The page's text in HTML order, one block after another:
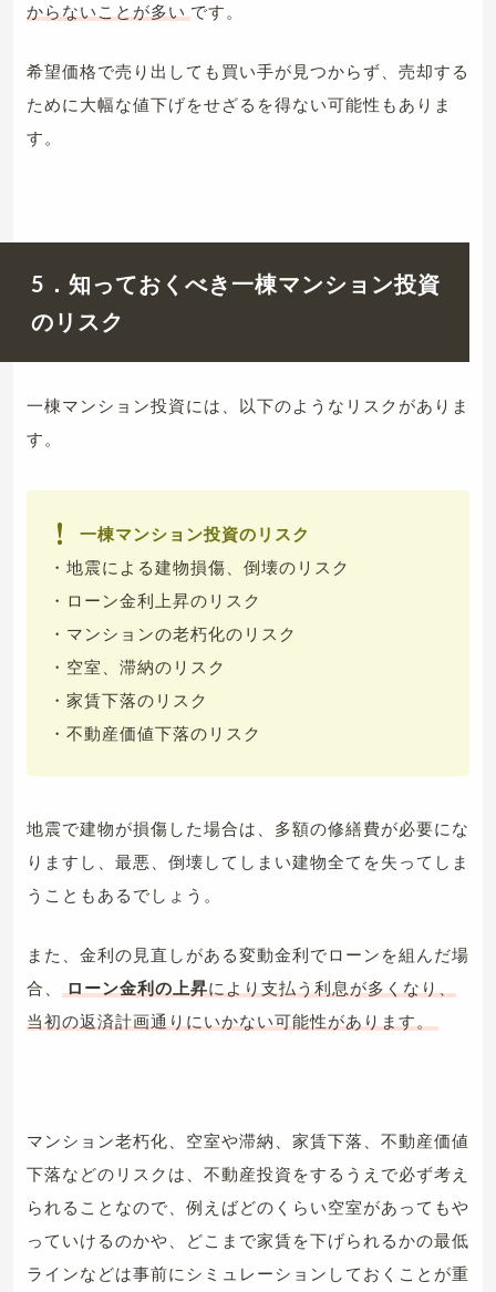
からないことが多い です。
希望価格で売り出しても買い手が見つからず、売却する
ために大幅な値下げをせざるを得ない可能性もありま
す。
5．知っておくべき一棟マンション投資
のリスク
一棟マンション投資には、以下のようなリスクがありま
す。
一棟マンション投資のリスク
・地震による建物損傷、倒壊のリスク
・ローン金利上昇のリスク
・マンションの老朽化のリスク
・空室、滞納のリスク
・家賃下落のリスク
・不動産価値下落のリスク
地震で建物が損傷した場合は、多額の修繕費が必要にな
りますし、最悪、倒壊してしまい建物全てを失ってしま
うこともあるでしょう。
また、金利の見直しがある変動金利でローンを組んだ場
合、
ローン金利の上昇により支払う利息が多くなり、
当初の返済計画通りにいかない可能性があります。
マンション老朽化、空室や滞納、家賃下落、不動産価値
下落などのリスクは、不動産投資をするうえで必ず考え
られることなので、例えばどのくらい空室があってもや
っていけるのかや、どこまで家賃を下げられるかの最低
ラインなどは事前にシミュレーションしておくことが重